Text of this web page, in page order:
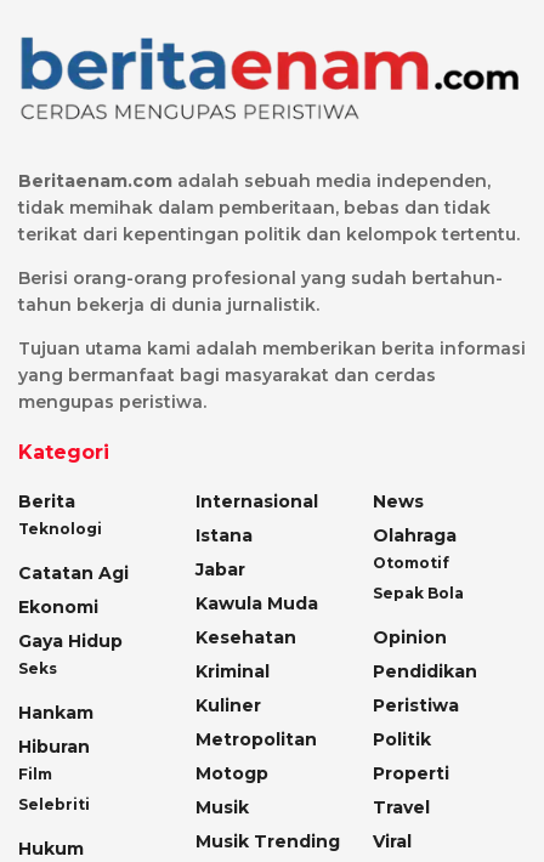
Beritaenam.com adalah sebuah media independen,
tidak memihak dalam pemberitaan, bebas dan tidak
terikat dari kepentingan politik dan kelompok tertentu.
Berisi orang-orang profesional yang sudah bertahun-
tahun bekerja di dunia jurnalistik.
Tujuan utama kami adalah memberikan berita informasi
yang bermanfaat bagi masyarakat dan cerdas
mengupas peristiwa.
Kategori
Berita
Teknologi
Catatan Agi
Ekonomi
Gaya Hidup
Seks
Hankam
Hiburan
Film
Selebriti
Hukum
Internasional
Istana
Jabar
Kawula Muda
Kesehatan
Kriminal
Kuliner
Metropolitan
Motogp
Musik
Musik Trending
News
Olahraga
Otomotif
Sepak Bola
Opinion
Pendidikan
Peristiwa
Politik
Properti
Travel
Viral